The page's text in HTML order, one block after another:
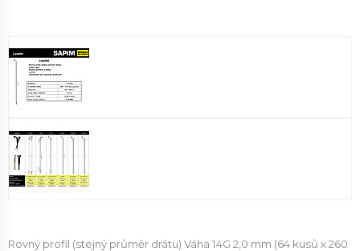
Rovný profil (stejný průměr drátu) Váha 14G 2,0 mm (64 kusů x 260